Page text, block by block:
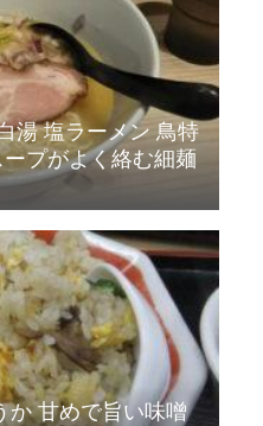
湯 塩ラーメン 鳥特
プがよく絡む細麺
か 甘めで旨い味噌